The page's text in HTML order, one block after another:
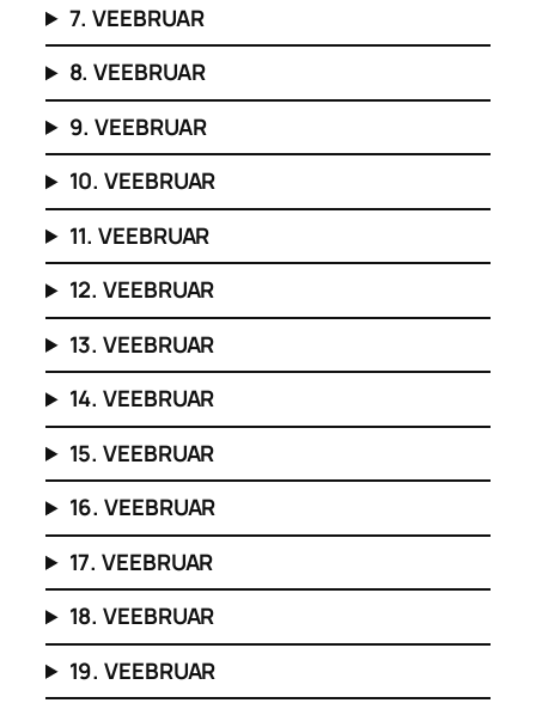
7. VEEBRUAR
8. VEEBRUAR
9. VEEBRUAR
10. VEEBRUAR
11. VEEBRUAR
12. VEEBRUAR
13. VEEBRUAR
14. VEEBRUAR
15. VEEBRUAR
16. VEEBRUAR
17. VEEBRUAR
18. VEEBRUAR
19. VEEBRUAR